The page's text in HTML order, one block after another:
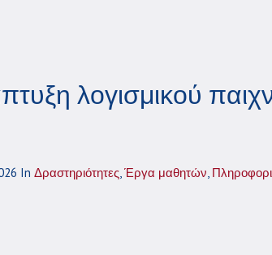
λογισμικού
In Δραστηριότητες,Έργα μαθητών,